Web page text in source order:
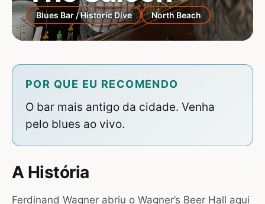
Blues Bar / Historic Dive North Beach
A História
Ferdinand Wagner abriu o Wagner’s Beer Hall aqui
POR QUE EU RECOMENDO
O bar mais antigo da cidade. Venha
pelo blues ao vivo.